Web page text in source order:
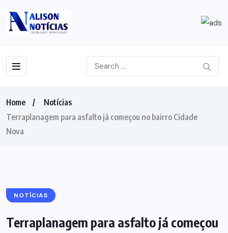
Home
Notícias
Terraplanagem para asfalto já começou no bairro Cidade
Nova
NOTÍCIAS
Terraplanagem para asfalto já começou